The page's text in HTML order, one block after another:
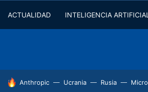
ACTUALIDAD INTELIGENCIA ARTIFICIAL
HOY SE HABLA DE
Anthropic Ucrania Rusia